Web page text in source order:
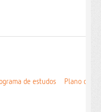
de estudos Plano de